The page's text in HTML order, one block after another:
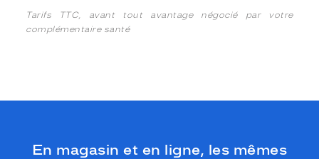
Tarifs TTC, avant tout avantage négocié par votre
complémentaire santé
En magasin et en ligne, les mêmes